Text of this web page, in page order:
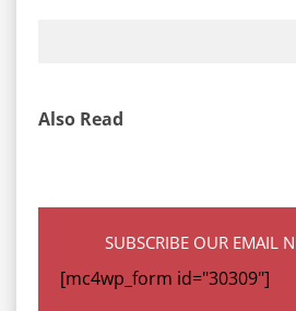
Also Read
SUBSCRIBE OUR EMAIL
[mc4wp_form id="30309"]